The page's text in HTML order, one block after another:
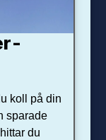
koll på din
sparade
du